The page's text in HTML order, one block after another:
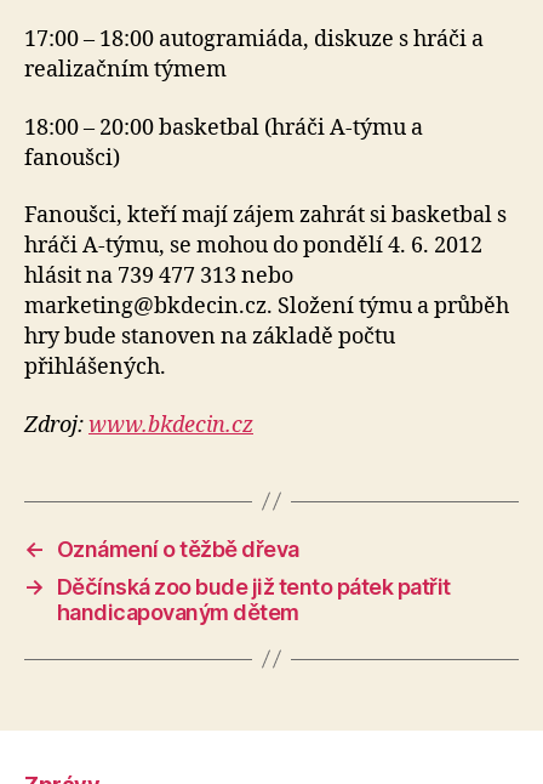
17:00 – 18:00 autogramiáda, diskuze s hráči a
realizačním týmem
18:00 – 20:00 basketbal (hráči A-týmu a
fanoušci)
Fanoušci, kteří mají zájem zahrát si basketbal s
hráči A-týmu, se mohou do pondělí 4. 6. 2012
hlásit na 739 477 313 nebo
marketing@bkdecin.cz. Složení týmu a průběh
hry bude stanoven na základě počtu
přihlášených.
Zdroj:www.bkdecin.cz
←
Oznámení o těžbě dřeva
→
Děčínská zoo bude již tento pátek patřit
handicapovaným dětem